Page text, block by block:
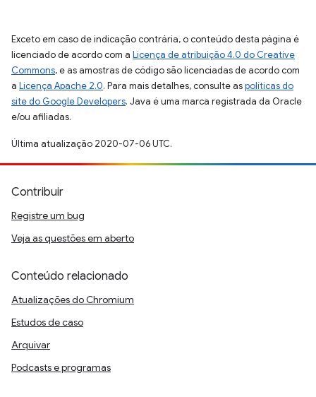
Exceto em caso de indicação contrária, o conteúdo desta página é
licenciado de acordo com a Licença de atribuição 4.0 do Creative
Commons, e as amostras de código são licenciadas de acordo com
a Licença Apache 2.0. Para mais detalhes, consulte aspolíticas do
site do Google Developers. Java é uma marca registrada da Oracle
e/ou afiliadas.
Última atualização 2020-07-06 UTC.
Contribuir
Registre um bug
Veja as questões em aberto
Conteúdo relacionado
Atualizações do Chromium
Estudos de caso
Arquivar
Podcasts e programas